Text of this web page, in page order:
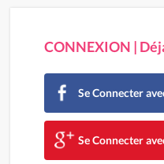
CONNEXION |
Se Connecter
Se Connecter